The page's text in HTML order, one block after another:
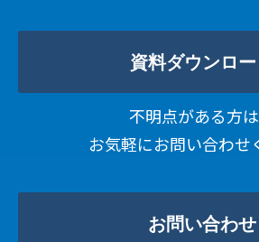
資料ダウンロ
不明点がある方は
お気軽にお問い合わせ
お問い合わせ